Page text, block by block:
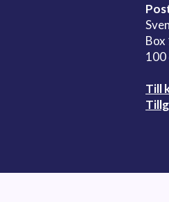
Box
100
Till